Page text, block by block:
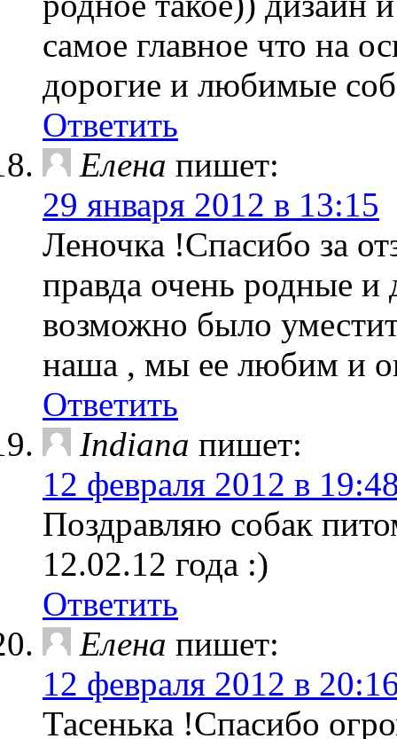
самое главное что на
дорогие и любимые
Ответить
Елена пишет:
29 января 2012 в 13:15
Леночка !Спасибо за
правда очень родные и
возможно было
наша , мы ее любим и
Ответить
Indiana пишет:
12 февраля 2012 в
Поздравляю собак
12.02.12 года :)
Ответить
Елена пишет:
12 февраля 2012 в
Тасенька !Спасибо